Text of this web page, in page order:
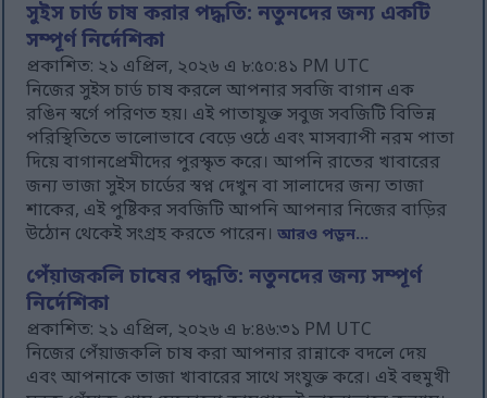
সুইস চার্ড চাষ করার পদ্ধতি: নতুনদের জন্য একটি
সম্পূর্ণ নির্দেশিকা
প্রকাশিত: ২১ এপ্রিল, ২০২৬ এ ৮:৫০:৪১ PM UTC
নিজের সুইস চার্ড চাষ করলে আপনার সবজি বাগান এক
রঙিন স্বর্গে পরিণত হয়। এই পাতাযুক্ত সবুজ সবজিটি বিভিন্ন
পরিস্থিতিতে ভালোভাবে বেড়ে ওঠে এবং মাসব্যাপী নরম পাতা
দিয়ে বাগানপ্রেমীদের পুরস্কৃত করে। আপনি রাতের খাবারের
জন্য ভাজা সুইস চার্ডের স্বপ্ন দেখুন বা সালাদের জন্য তাজা
শাকের, এই পুষ্টিকর সবজিটি আপনি আপনার নিজের বাড়ির
উঠোন থেকেই সংগ্রহ করতে পারেন।আরও পড়ুন...
পেঁয়াজকলি চাষের পদ্ধতি: নতুনদের জন্য সম্পূর্ণ
নির্দেশিকা
প্রকাশিত: ২১ এপ্রিল, ২০২৬ এ ৮:৪৬:৩১ PM UTC
নিজের পেঁয়াজকলি চাষ করা আপনার রান্নাকে বদলে দেয়
এবং আপনাকে তাজা খাবারের সাথে সংযুক্ত করে। এই বহুমুখী